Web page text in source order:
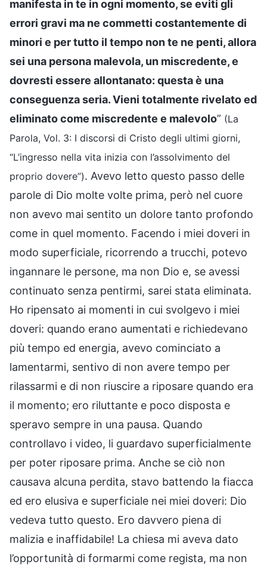
manifesta in te in ogni momento, se eviti gli
errori gravi ma ne commetti costantemente di
minori e per tutto il tempo non te ne penti, allora
sei una persona malevola, un miscredente, e
dovresti essere allontanato: questa è una
conseguenza seria. Vieni totalmente rivelato ed
eliminato come miscredente e malevolo” (La
Parola, Vol. 3: I discorsi di Cristo degli ultimi giorni,
“L’ingresso nella vita inizia con l’assolvimento del
proprio dovere”). Avevo letto questo passo delle
parole di Dio molte volte prima, però nel cuore
non avevo mai sentito un dolore tanto profondo
come in quel momento. Facendo i miei doveri in
modo superficiale, ricorrendo a trucchi, potevo
ingannare le persone, ma non Dio e, se avessi
continuato senza pentirmi, sarei stata eliminata.
Ho ripensato ai momenti in cui svolgevo i miei
doveri: quando erano aumentati e richiedevano
più tempo ed energia, avevo cominciato a
lamentarmi, sentivo di non avere tempo per
rilassarmi e di non riuscire a riposare quando era
il momento; ero riluttante e poco disposta e
speravo sempre in una pausa. Quando
controllavo i video, li guardavo superficialmente
per poter riposare prima. Anche se ciò non
causava alcuna perdita, stavo battendo la fiacca
ed ero elusiva e superficiale nei miei doveri: Dio
vedeva tutto questo. Ero davvero piena di
malizia e inaffidabile! La chiesa mi aveva dato
l’opportunità di formarmi come regista, ma non